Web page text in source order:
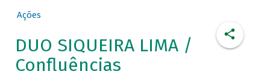
Ações
DUO SIQUEIRA LIMA /
Confluências